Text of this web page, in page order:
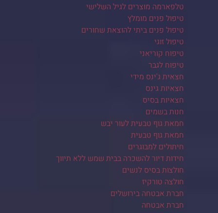
טלפארמה מוצרים לגיל השלישי
טיפול פנים מומלץ
טיפול פנים ביתי להוצאת שחורים
טיפול זוגי
טיפוח קוריאני
טיפוח לגבר
חצאית ג'ינס מידי
חצאיות גינס
חצאיות בסיס
חנות בשמים
חמאת גוף טבעית לעור יבש
חמאת גוף טבעית
חיתולים למבוגרים
חידות דיור להשכרה בבית שמש ללא תיווך
חולצות בסיס לנשים
חולצה טורקיז
חברת אבטחה בירושלים
חברת אבטחה